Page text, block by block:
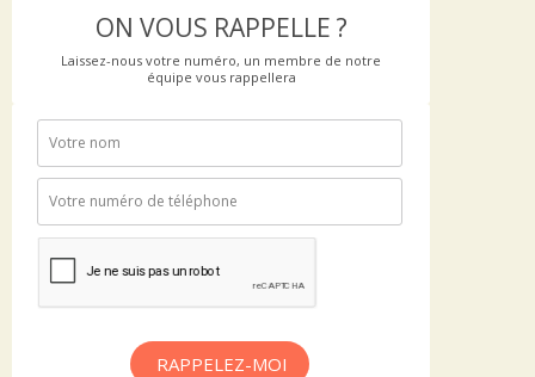
ON VOUS RAPPELLE ?
Laissez-nous votre numéro, un membre de notre
équipe vous rappellera
RAPPELEZ-MOI